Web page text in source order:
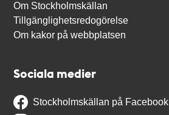
Om Stockholmskällan
Tillgänglighetsredogörelse
Om kakor på webbplatsen
Sociala medier
Stockholmskällan på Facebook